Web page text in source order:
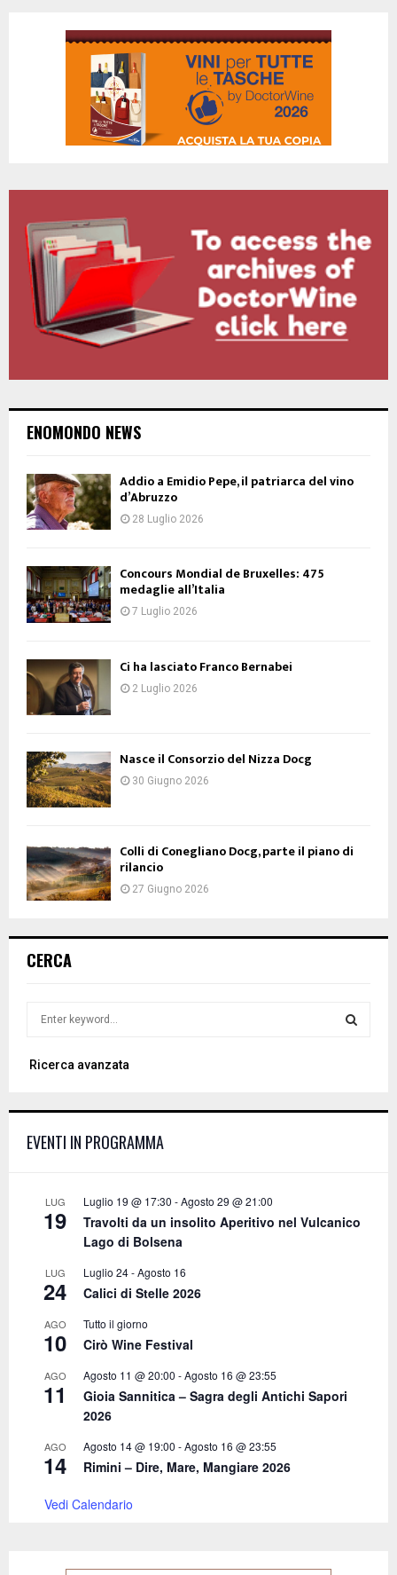
ENOMONDO NEWS
Addio a Emidio Pepe, il patriarca del vino
d’Abruzzo
28 Luglio 2026
Concours Mondial de Bruxelles: 475
medaglie all’Italia
7 Luglio 2026
Ci ha lasciato Franco Bernabei
2 Luglio 2026
Nasce il Consorzio del Nizza Docg
30 Giugno 2026
Colli di Conegliano Docg, parte il piano di
rilancio
27 Giugno 2026
CERCA
r
o
Ricerca avanzata
EVENTI IN PROGRAMMA
LUG
19
Luglio 19 @ 17:30 -Agosto 29 @ 21:00
Travolti da un insolito Aperitivo nel Vulcanico
Lago di Bolsena
LUG
24
Luglio 24-Agosto 16
Calici di Stelle 2026
AGO
10
Tutto il giorno
Cirò Wine Festival
AGO
11
Agosto 11 @ 20:00 -Agosto 16 @ 23:55
Gioia Sannitica – Sagra degli Antichi Sapori
2026
AGO
14
Agosto 14 @ 19:00 -Agosto 16 @ 23:55
Rimini – Dire, Mare, Mangiare 2026
Vedi Calendario